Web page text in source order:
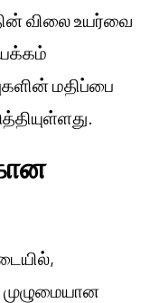
விலை உயர்வை
மதிப்பை
முழுமையான